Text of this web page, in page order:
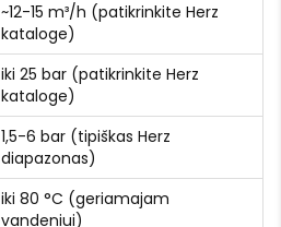
~12-15 m³/h (patikrinkite Herz
kataloge)
iki 25 bar (patikrinkite Herz
kataloge)
1,5-6 bar (tipiškas Herz
diapazonas)
iki 80 °C (geriamajam
vandeniui)